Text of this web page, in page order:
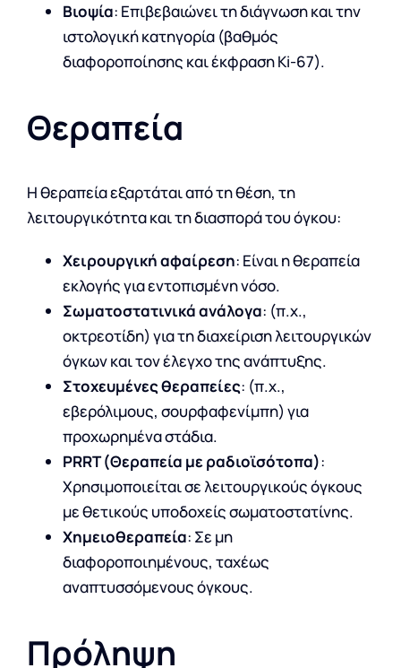
Βιοψία: Επιβεβαιώνει τη διάγνωση και την
ιστολογική κατηγορία (βαθμός
διαφοροποίησης και έκφραση Ki-67).
Θεραπεία
Η θεραπεία εξαρτάται από τη θέση, τη
λειτουργικότητα και τη διασπορά του όγκου:
Χειρουργική αφαίρεση: Είναι η θεραπεία
εκλογής για εντοπισμένη νόσο.
Σωματοστατινικά ανάλογα: (π.χ.,
οκτρεοτίδη) για τη διαχείριση λειτουργικών
όγκων και τον έλεγχο της ανάπτυξης.
Στοχευμένες θεραπείες: (π.χ.,
εβερόλιμους, σουρφαφενίμπη) για
προχωρημένα στάδια.
PRRT (Θεραπεία με ραδιοϊσότοπα):
Χρησιμοποιείται σε λειτουργικούς όγκους
με θετικούς υποδοχείς σωματοστατίνης.
Χημειοθεραπεία: Σε μη
διαφοροποιημένους, ταχέως
αναπτυσσόμενους όγκους.
Πρόληψη